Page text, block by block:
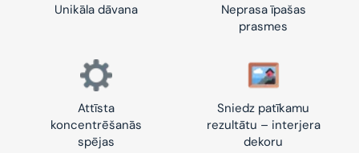
Unikāla dāvana
Neprasa īpašas
prasmes
Attīsta
koncentrēšanās
spējas
Sniedz patīkamu
rezultātu – interjera
dekoru